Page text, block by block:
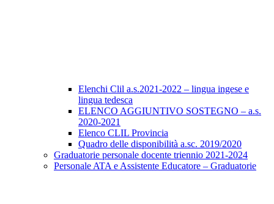
Elenchi Clil a.s.2021-2022 – lingua ingese e
lingua tedesca
ELENCO AGGIUNTIVO SOSTEGNO – a.s.
2020-2021
Elenco CLIL Provincia
Quadro delle disponibilità a.sc. 2019/2020
Graduatorie personale docente triennio 2021-2024
Personale ATA e Assistente Educatore – Graduatorie